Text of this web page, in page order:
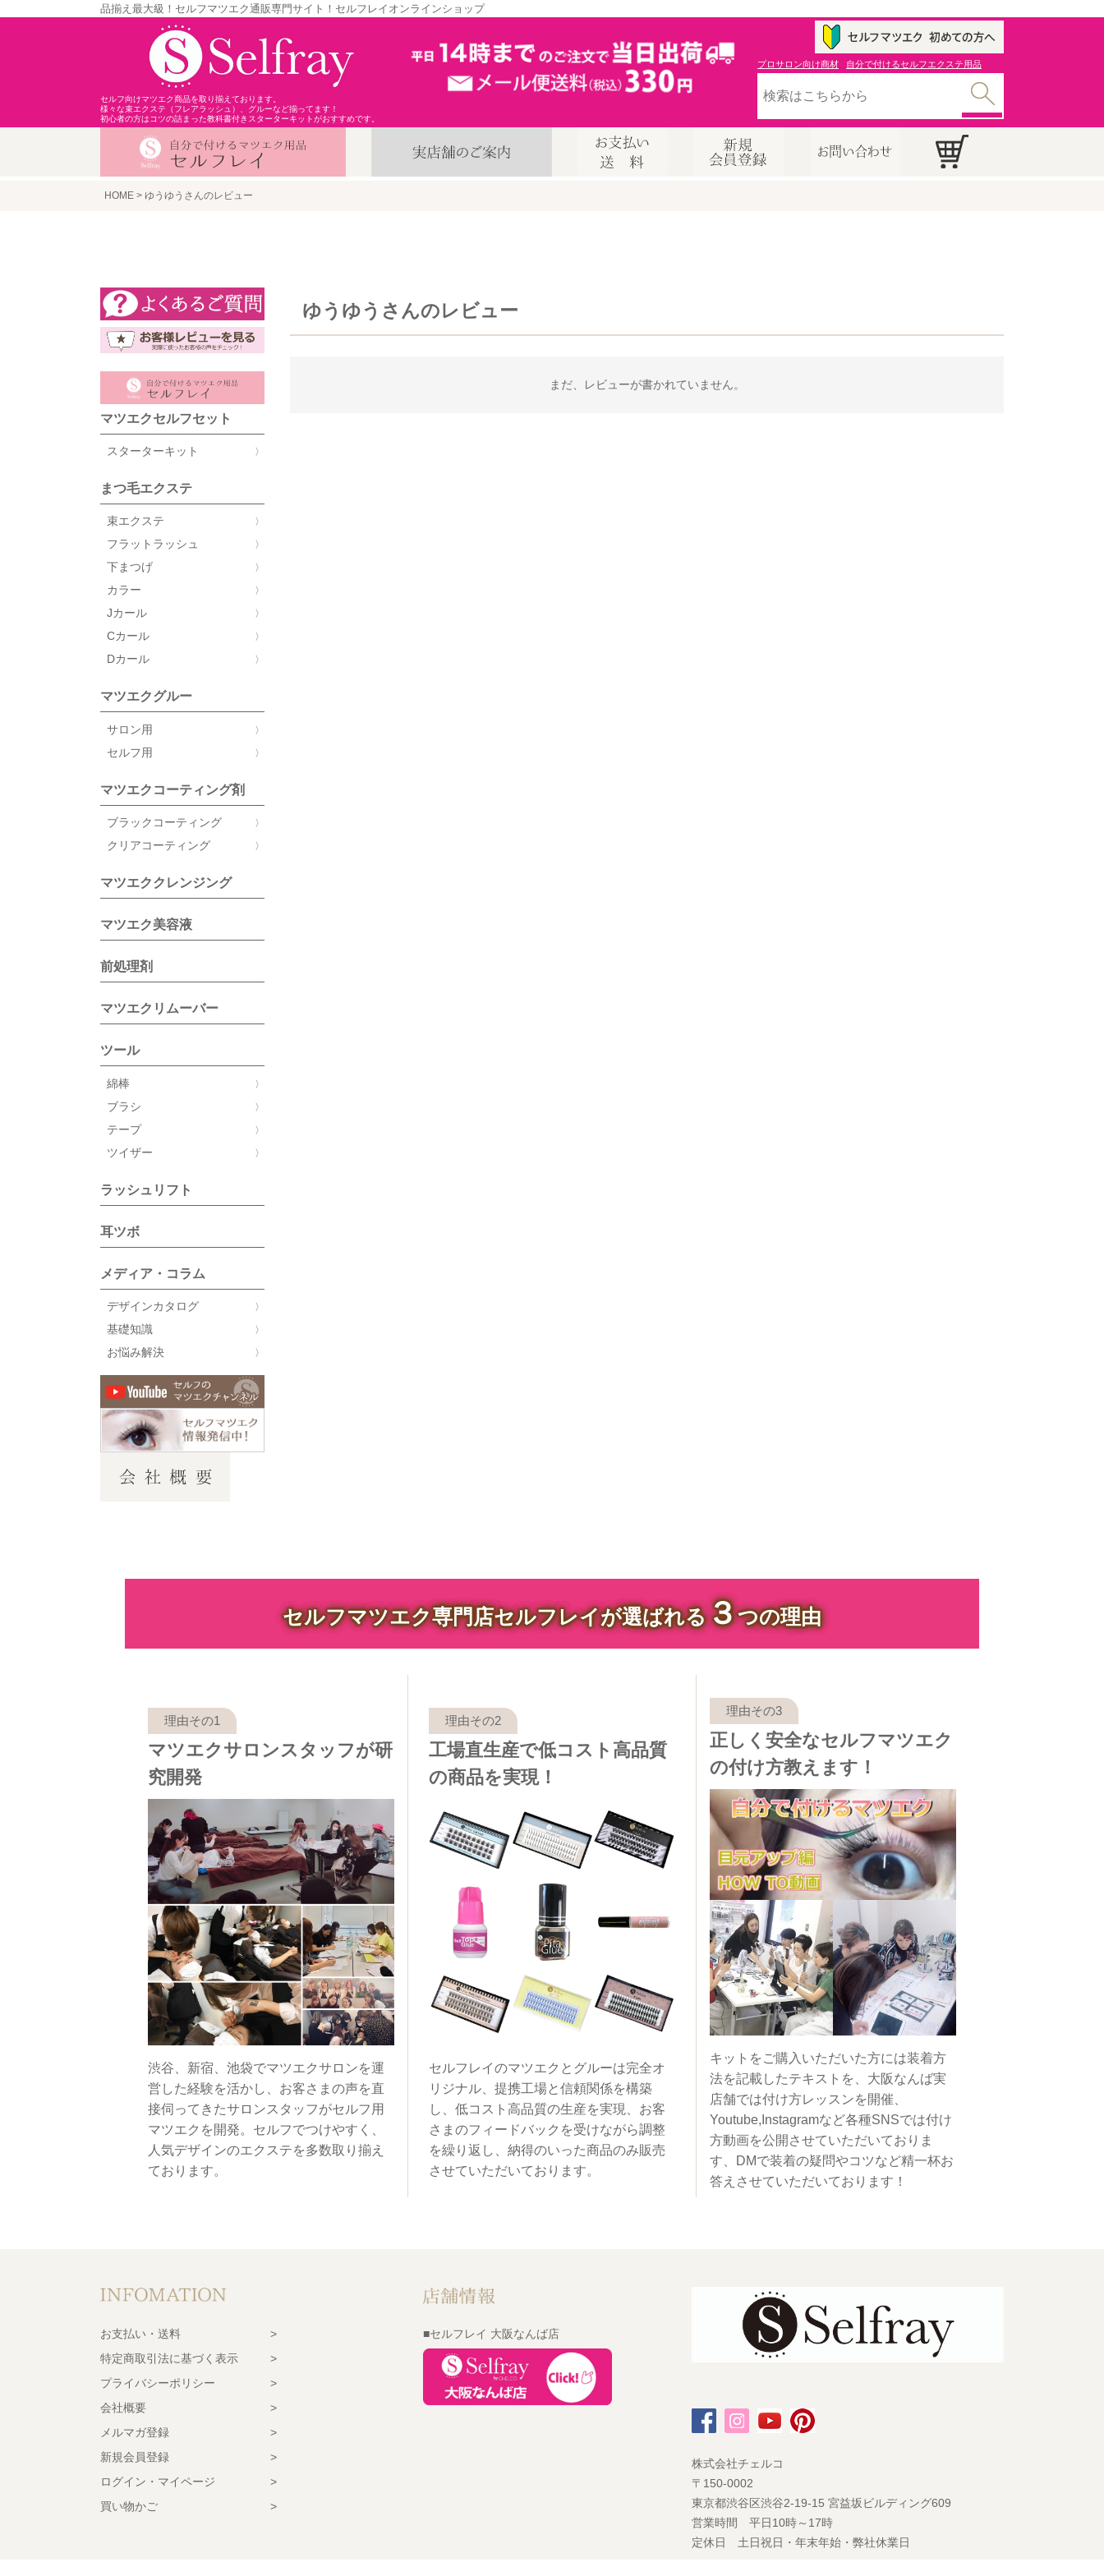
品揃え最大級！セルフマツエク通販専門サイト！セルフレイオンラインショップ
セルフ向けマツエク商品を取り揃えております。
様々な束エクステ（フレアラッシュ）、グルーなど揃ってます！
初心者の方はコツの詰まった教科書付きスターターキットがおすすめです。
プロサロン向け商材 自分で付けるセルフエクステ用品
HOME ゆうゆうさんのレビュー
マツエクセルフセット
スターターキット
まつ毛エクステ
束エクステ
フラットラッシュ
下まつげ
カラー
Jカール
Cカール
Dカール
マツエクグルー
サロン用
セルフ用
マツエクコーティング剤
ブラックコーティング
クリアコーティング
マツエククレンジング
マツエク美容液
前処理剤
マツエクリムーバー
ツール
綿棒
ブラシ
テープ
ツイザー
ラッシュリフト
耳ツボ
メディア・コラム
デザインカタログ
基礎知識
お悩み解決
ゆうゆうさんのレビュー
まだ、レビューが書かれていません。
セルフマツエク専門店セルフレイが選ばれる３つの理由
マツエクサロンスタッフが研
究開発
渋谷、新宿、池袋でマツエクサロンを運
営した経験を活かし、お客さまの声を直
接伺ってきたサロンスタッフがセルフ用
マツエクを開発。セルフでつけやすく、
人気デザインのエクステを多数取り揃え
ております。
工場直生産で低コスト高品質
の商品を実現！
セルフレイのマツエクとグルーは完全オ
リジナル、提携工場と信頼関係を構築
し、低コスト高品質の生産を実現、お客
さまのフィードバックを受けながら調整
を繰り返し、納得のいった商品のみ販売
させていただいております。
正しく安全なセルフマツエク
の付け方教えます！
キットをご購入いただいた方には装着方
法を記載したテキストを、大阪なんば実
店舗では付け方レッスンを開催、
Youtube,Instagramなど各種SNSでは付け
方動画を公開させていただいておりま
す、DMで装着の疑問やコツなど精一杯お
答えさせていただいております！
お支払い・送料
特定商取引法に基づく表示
プライバシーポリシー
会社概要
メルマガ登録
新規会員登録
ログイン・マイページ
買い物かご
■セルフレイ 大阪なんば店
株式会社チェルコ
〒150-0002
東京都渋谷区渋谷2-19-15 宮益坂ビルディング609
営業時間 平日10時～17時
定休日 土日祝日・年末年始・弊社休業日